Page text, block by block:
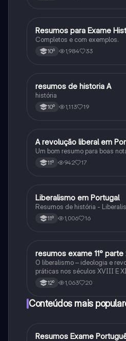
História
Resumos para Exame
Completos e com exemplos.
10º 1,984 33
História
resumos de historia A
história
10º 1,113 19
História
A revolução liberal em
Um bom resumo para boas
11º 942 17
História
Liberalismo em Portugal
Resumos de história -
11º 1,006 16
História
resumos exame 11°
O liberalismo – ideologia e
práticas nos séculos XVIII E
12º 1,063 20
Conteúdos mais
Português
Resumos Exame